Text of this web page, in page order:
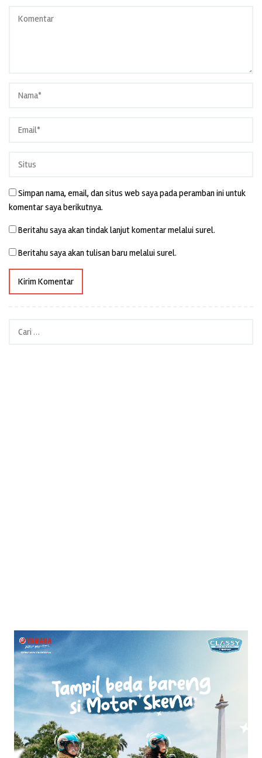
Simpan nama, email, dan situs web saya pada peramban ini untuk
komentar saya berikutnya.
Beritahu saya akan tindak lanjut komentar melalui surel.
Beritahu saya akan tulisan baru melalui surel.